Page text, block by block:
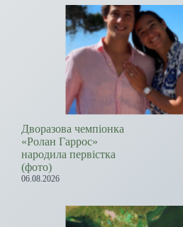
Дворазова чемпіонка
«Ролан Гаррос»
народила первістка
(фото)
06.08.2026